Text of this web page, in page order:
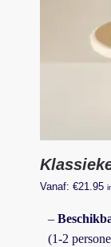
Vanaf: €21.95
–
(1-2